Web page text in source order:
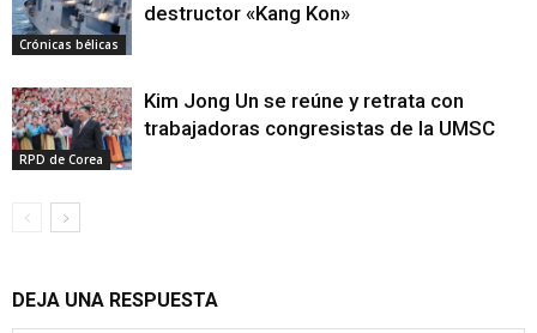
Crónicas bélicas
destructor «Kang Kon»
RPD de Corea
Kim Jong Un se reúne y retrata con
trabajadoras congresistas de la UMSC
DEJA UNA RESPUESTA